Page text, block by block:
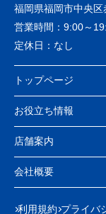
福岡県福岡市中央
営業時間： 9:00～
定休日： なし
トップページ
お役立ち情報
店舗案内
会社概要
利用規約 プライバ